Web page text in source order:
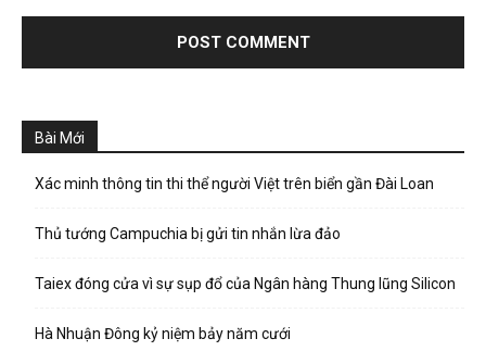
Bài Mới
Xác minh thông tin thi thể người Việt trên biển gần Đài Loan
Thủ tướng Campuchia bị gửi tin nhắn lừa đảo
Taiex đóng cửa vì sự sụp đổ của Ngân hàng Thung lũng Silicon
Hà Nhuận Đông kỷ niệm bảy năm cưới